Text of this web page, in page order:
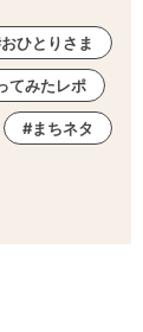
おひとりさま
てみたレポ
まちネタ